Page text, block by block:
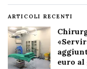
ARTICOLI RECENTI
euro